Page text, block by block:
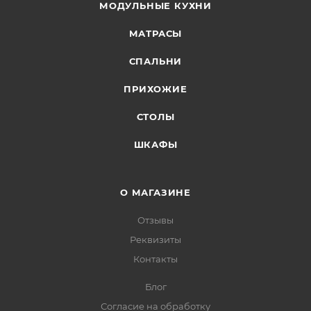
МОДУЛЬНЫЕ КУХНИ
МАТРАСЫ
СПАЛЬНИ
ПРИХОЖИЕ
СТОЛЫ
ШКАФЫ
О МАГАЗИНЕ
Отзывы
Реквизиты
Контакты
Блог
Согласие на обработку